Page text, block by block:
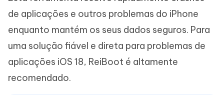
de aplicações e outros problemas do iPhone
enquanto mantém os seus dados seguros. Para
uma solução fiável e direta para problemas de
aplicações iOS 18, ReiBoot é altamente
recomendado.